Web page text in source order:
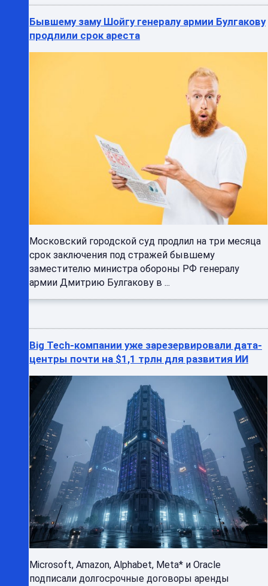
Бывшему заму Шойгу генералу армии Булгакову
продлили срок ареста
Московский городской суд продлил на три месяца
срок заключения под стражей бывшему
заместителю министра обороны РФ генералу
армии Дмитрию Булгакову в ...
Big Tech-компании уже зарезервировали дата-
центры почти на $1,1 трлн для развития ИИ
Microsoft, Amazon, Alphabet, Meta* и Oracle
подписали долгосрочные договоры аренды